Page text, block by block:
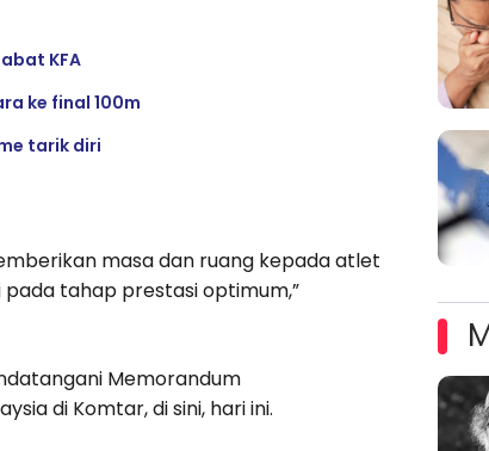
KFA
ke final 100m
tarik diri
masa dan ruang kepada atlet
tahap prestasi optimum,”
Memorandum
di Komtar, di sini, hari ini.